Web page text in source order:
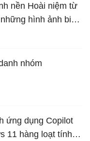
nền Hoài niệm từ
hình ảnh biểu
nhóm
ứng dụng Copilot
11 hàng loạt tính